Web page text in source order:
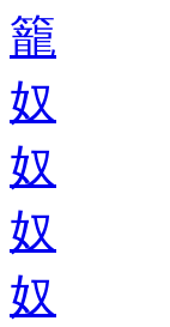
籠
奴
奴
奴
奴